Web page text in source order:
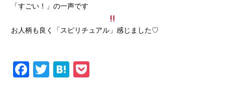
「すごい！」の一声です
お人柄も良く「スピリチュアル」感じました♡
F
T
H